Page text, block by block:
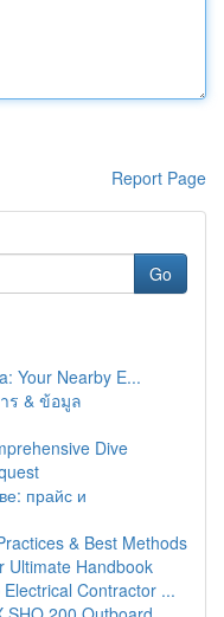
Report Page
Go
Your Nearby E...
ร & ข้อมูล
Dive
прайс и
& Best Methods
Ultimate Handbook
Contractor ...